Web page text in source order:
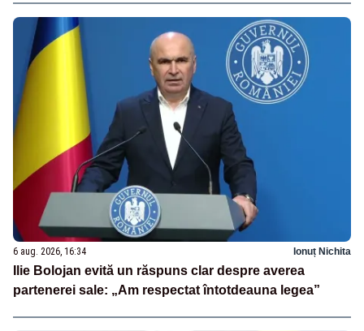
6 aug. 2026, 16:34 Ionuț Nichita
Ilie Bolojan evită un răspuns clar despre averea
partenerei sale: „Am respectat întotdeauna legea”